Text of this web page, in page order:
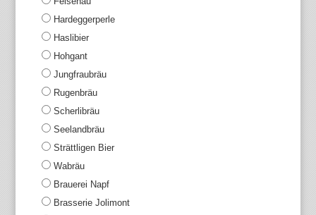
Hardeggerperle
Haslibier
Hohgant
Jungfraubräu
Rugenbräu
Scherlibräu
Seelandbräu
Strättligen Bier
Wabräu
Brauerei Napf
Brasserie Jolimont